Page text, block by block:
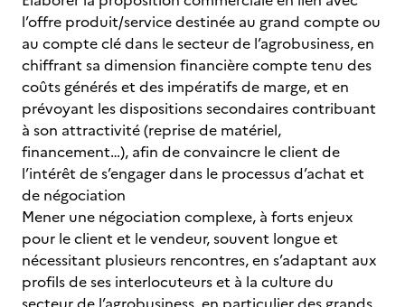
l’offre produit/service destinée au grand compte ou
au compte clé dans le secteur de l’agrobusiness, en
chiffrant sa dimension financière compte tenu des
coûts générés et des impératifs de marge, et en
prévoyant les dispositions secondaires contribuant
à son attractivité (reprise de matériel,
financement…), afin de convaincre le client de
l’intérêt de s’engager dans le processus d’achat et
de négociation
Mener une négociation complexe, à forts enjeux
pour le client et le vendeur, souvent longue et
nécessitant plusieurs rencontres, en s’adaptant aux
profils de ses interlocuteurs et à la culture du